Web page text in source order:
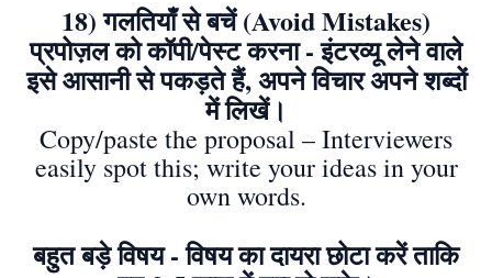
18) गलतियाँ से बचें (Avoid Mistakes)
प्रपोज़ल को कॉपी/पेस्ट करना - इंटरव्यू लेने वाले
इसे आसानी से पकड़ते हैं, अपने विचार अपने शब्दों
में लिखें।
Copy/paste the proposal – Interviewers
easily spot this; write your ideas in your
own words.
बहुत बड़े विषय - विषय का दायरा छोटा करें ताकि